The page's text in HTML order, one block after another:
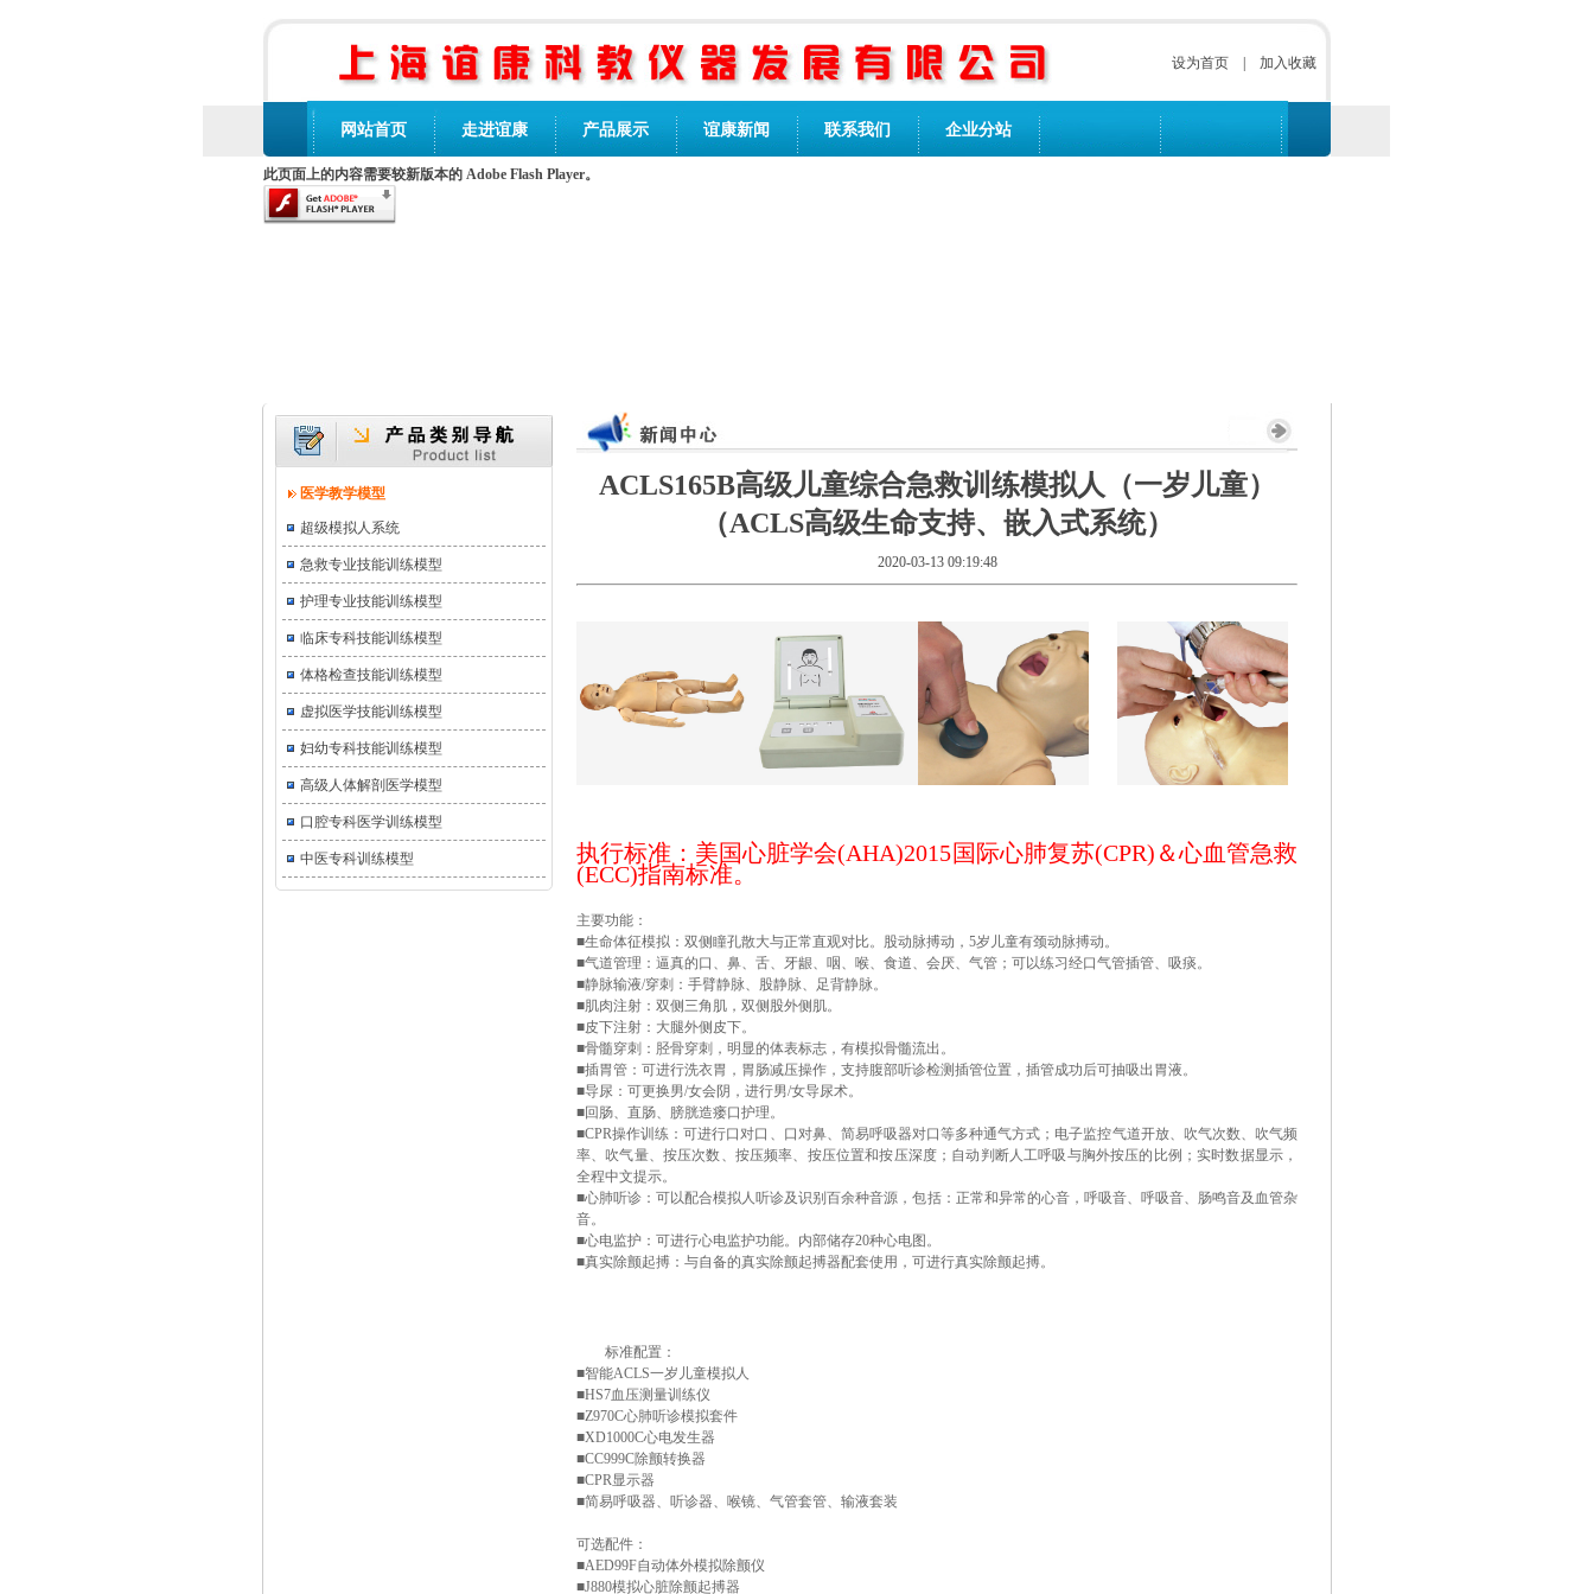
设为首页 加入收藏
网站首页 走进谊康 产品展示 谊康新闻 联系我们 企业分站
此页面上的内容需要较新版本的 Adobe Flash Player。
医学教学模型
超级模拟人系统
急救专业技能训练模型
护理专业技能训练模型
临床专科技能训练模型
体格检查技能训练模型
虚拟医学技能训练模型
妇幼专科技能训练模型
高级人体解剖医学模型
口腔专科医学训练模型
中医专科训练模型
ACLS165B高级儿童综合急救训练模拟人（一岁儿童）
（ACLS高级生命支持、嵌入式系统）
2020-03-13 09:19:48
执行标准：美国心脏学会(AHA)2015国际心肺复苏(CPR)＆心血管急救
(ECC)指南标准。
主要功能：
■生命体征模拟：双侧瞳孔散大与正常直观对比。股动脉搏动，5岁儿童有颈动脉搏动。
■气道管理：逼真的口、鼻、舌、牙龈、咽、喉、食道、会厌、气管；可以练习经口气管插管、吸痰。
■静脉输液/穿刺：手臂静脉、股静脉、足背静脉。
■肌肉注射：双侧三角肌，双侧股外侧肌。
■皮下注射：大腿外侧皮下。
■骨髓穿刺：胫骨穿刺，明显的体表标志，有模拟骨髓流出。
■插胃管：可进行洗衣胃，胃肠减压操作，支持腹部听诊检测插管位置，插管成功后可抽吸出胃液。
■导尿：可更换男/女会阴，进行男/女导尿术。
■回肠、直肠、膀胱造瘘口护理。
■CPR操作训练：可进行口对口、口对鼻、简易呼吸器对口等多种通气方式；电子监控气道开放、吹气次数、吹气频
率、吹气量、按压次数、按压频率、按压位置和按压深度；自动判断人工呼吸与胸外按压的比例；实时数据显示，
全程中文提示。
■心肺听诊：可以配合模拟人听诊及识别百余种音源，包括：正常和异常的心音，呼吸音、呼吸音、肠鸣音及血管杂
音。
■心电监护：可进行心电监护功能。内部储存20种心电图。
■真实除颤起搏：与自备的真实除颤起搏器配套使用，可进行真实除颤起搏。
标准配置：
■智能ACLS一岁儿童模拟人
■HS7血压测量训练仪
■Z970C心肺听诊模拟套件
■XD1000C心电发生器
■CC999C除颤转换器
■CPR显示器
■简易呼吸器、听诊器、喉镜、气管套管、输液套装
可选配件：
■AED99F自动体外模拟除颤仪
■J880模拟心脏除颤起搏器